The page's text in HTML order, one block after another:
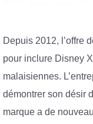
Depuis 2012, l’offre
pour inclure Disney
malaisiennes.
démontrer son désir
marque a de